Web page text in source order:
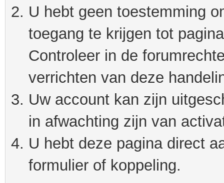
U hebt geen toestemming
toegang te krijgen tot
Controleer in de
verrichten van deze
Uw account kan zijn
in afwachting zijn van
U hebt deze pagina direct
formulier of koppeling.